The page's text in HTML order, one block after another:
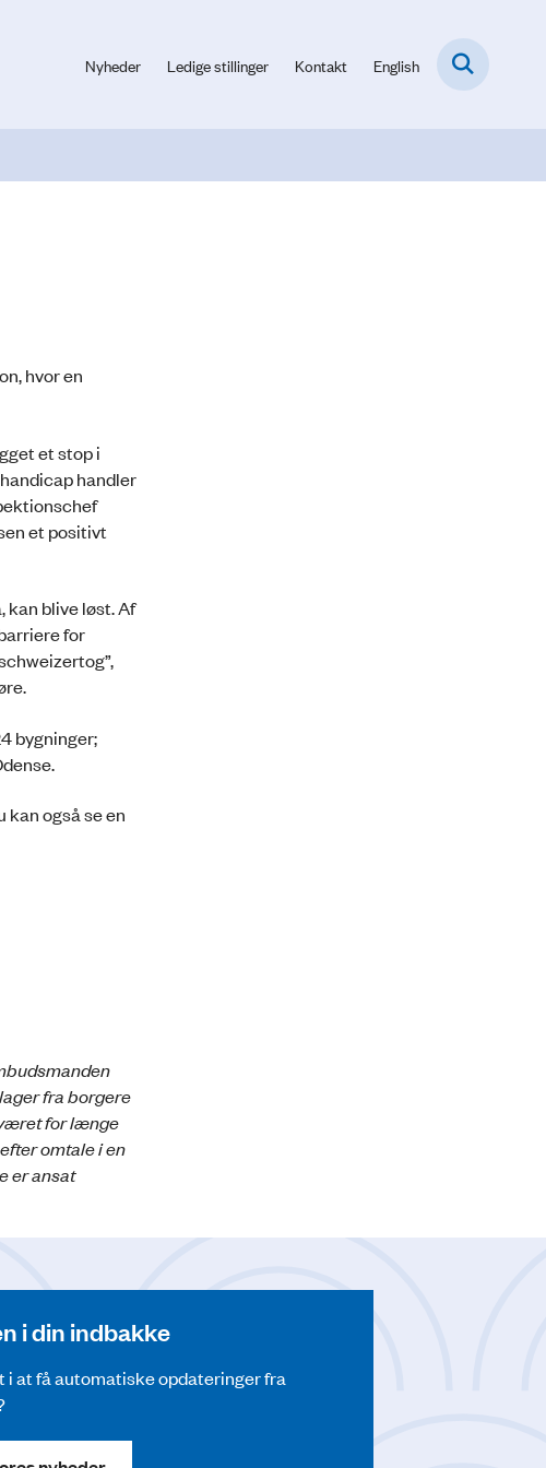
Nyheder Ledige stillinger Kontakt English
hvor en
et stop i
handler
et positivt
kan blive løst. Af
for
bygninger;
også se en
fra borgere
for længe
omtale i en
er ansat
i din indbakke
i at få automatiske opdateringer fra